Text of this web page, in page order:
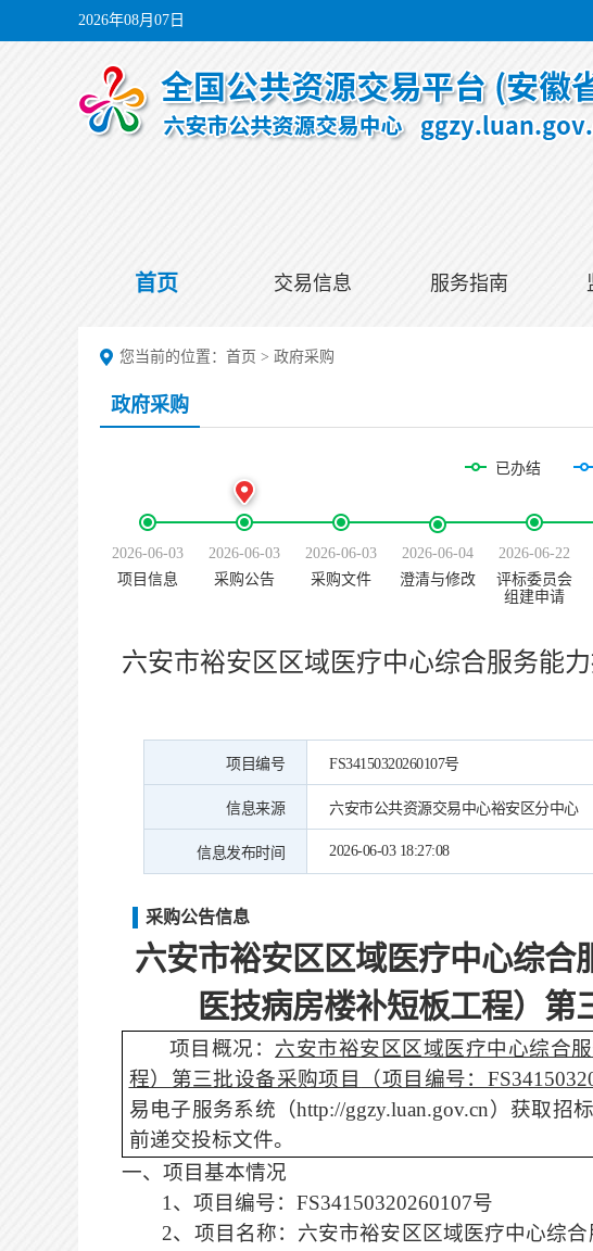
2026年08月07日
首页 交易信息 服务指南
您当前的位置： 首页 > 政府采购
政府采购
已办结
2026-06-03
项目信息
2026-06-03
采购公告
2026-06-03
采购文件
2026-06-04
澄清与修改
2026-06-22
评标委员会
组建申请
六安市裕安区区域医疗中心综合服务能
项目编号 FS34150320260107号
信息来源 六安市公共资源交易中心裕安区分中心
信息发布时间 2026-06-03 18:27:08
采购公告信息
六安市裕安区区域医疗中心综合
医技病房楼补短板工程） 第
项目概况： 六安市裕安区区域医疗中心综合
程） 第三批设备采购项目 （项目编号：
易电子服务系统（http://ggzy.luan.gov.cn）获取招
前递交投标文件。
一、项目基本情况
1、项目编号：FS34150320260107号
2、项目名称：六安市裕安区区域医疗中心综